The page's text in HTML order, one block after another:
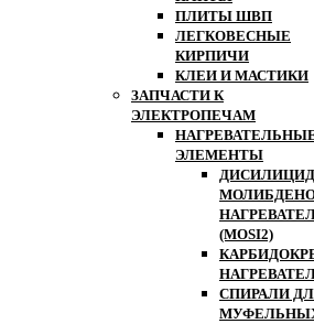
ПЛИТЫ ШВП
ЛЕГКОВЕСНЫЕ
КИРПИЧИ
КЛЕИ И МАСТИКИ
ЗАПЧАСТИ К
ЭЛЕКТРОПЕЧАМ
ЭЛЕМЕНТЫ
ДИСИЛИЦИД
(MOSI2)
СПИРАЛИ